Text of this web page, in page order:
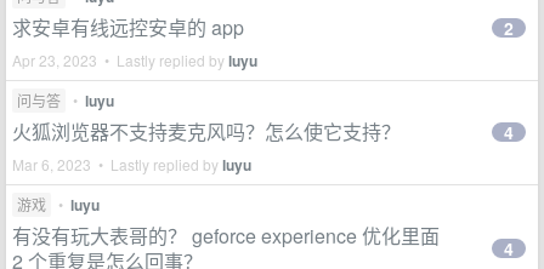
求安卓有线远控安卓的 app
Apr 23, 2023 • Lastly replied byluyu
2
问与答 • luyu
火狐浏览器不支持麦克风吗？怎么使它支持？
Mar 6, 2023 • Lastly replied byluyu
4
游戏 • luyu
有没有玩大表哥的？ geforce experience 优化里面
2 个重复是怎么回事？
4